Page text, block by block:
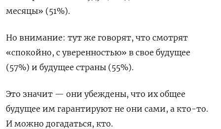
месяцы» (51%).
Но внимание: тут же говорят, что смотрят
«спокойно, с уверенностью» в свое будущее
(57%) и будущее страны (55%).
Это значит — они убеждены, что их общее
будущее им гарантируют не они сами, а кто-то.
И можно догадаться, кто.